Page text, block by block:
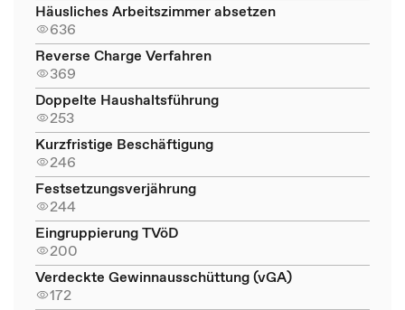
Häusliches Arbeitszimmer absetzen
636
Reverse Charge Verfahren
369
Doppelte Haushaltsführung
253
Kurzfristige Beschäftigung
246
Festsetzungsverjährung
244
Eingruppierung TVöD
200
Verdeckte Gewinnausschüttung (vGA)
172